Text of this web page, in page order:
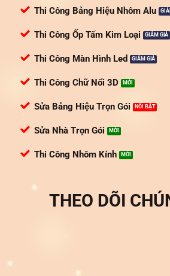
Thi Công Bảng Hiệu Nhôm Alu
Thi Công Ốp Tấm Kim Loại
Thi Công Màn Hình Led
Thi Công Chữ Nổi 3D
Sửa Bảng Hiệu Trọn Gói
Sửa Nhà Trọn Gói
Thi Công Nhôm Kính
THEO DÕI